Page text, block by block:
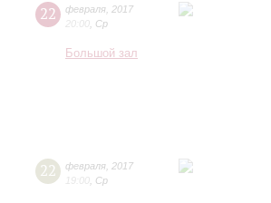
22 февраля 2017
20:00 Ср
Большой зал
22 февраля 2017
19:00 Ср